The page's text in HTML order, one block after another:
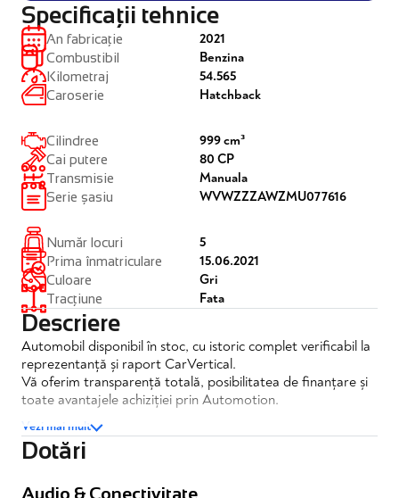
Specificații tehnice
An fabricație
Combustibil
Kilometraj
Caroserie
2021
Benzina
54.565
Hatchback
Cilindree
Cai putere
Transmisie
Serie șasiu
999 cm³
80 CP
Manuala
WVWZZZAWZMU077616
Număr locuri
Prima înmatriculare
Culoare
Tracțiune
5
15.06.2021
Gri
Fata
Descriere
Automobil disponibil în stoc, cu istoric complet verificabil la
reprezentanță și raport CarVertical.
Vă oferim transparență totală, posibilitatea de finanțare și
toate avantajele achiziției prin Automotion.
Volkswagen Polo 1.0 Trendline
✔️Posibilitate finantare
Vezi mai mult
Dotări
Audio & Conectivitate